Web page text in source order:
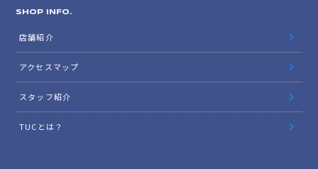
SHOP INFO.
店舗紹介
アクセスマップ
スタッフ紹介
TUCとは？